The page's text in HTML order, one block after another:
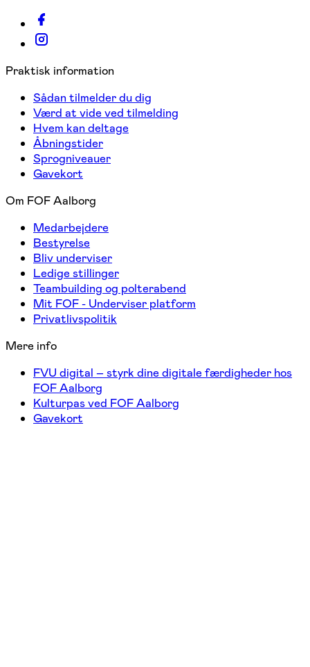
Praktisk information
Sådan tilmelder du dig
Værd at vide ved tilmelding
Hvem kan deltage
Åbningstider
Sprogniveauer
Gavekort
Om FOF Aalborg
Medarbejdere
Bestyrelse
Bliv underviser
Ledige stillinger
Teambuilding og polterabend
Mit FOF - Underviser platform
Privatlivspolitik
Mere info
FVU digital – styrk dine digitale færdigheder hos
FOF Aalborg
Kulturpas ved FOF Aalborg
Gavekort